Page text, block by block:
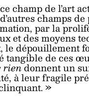
champ de l’art
champs
par la
et des moyens
le dépouillement
tangible de ces
riendonnent un
à leur fragile
»